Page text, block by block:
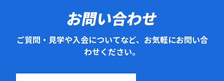
お問い合わせ
ご質問・見学や入会についてなど、お気軽にお問い合
わせください。